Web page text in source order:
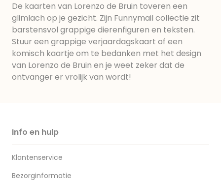
De kaarten van Lorenzo de Bruin toveren een
glimlach op je gezicht. Zijn Funnymail collectie zit
barstensvol grappige dierenfiguren en teksten.
Stuur een grappige verjaardagskaart of een
komisch kaartje om te bedanken met het design
van Lorenzo de Bruin en je weet zeker dat de
ontvanger er vrolijk van wordt!
Info en hulp
Klantenservice
Bezorginformatie